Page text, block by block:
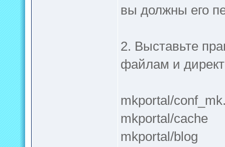
вы должны его
2. Выставьте
файлам и
mkportal/
mkportal/cache
mkportal/blog